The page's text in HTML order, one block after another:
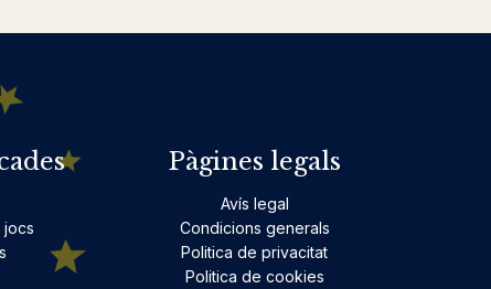
jocs
Pàgines legals
Avís legal
Condicions generals
Politica de privacitat
Politica de cookies